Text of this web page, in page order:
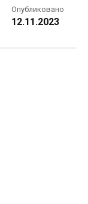
Опубликовано
12.11.2023